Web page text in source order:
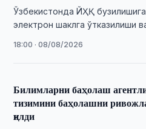
Ўзбекистонда ЙҲҚ
электрон шаклга ўтказилиши
18:00 · 08/08/2026
Билимларни баҳолаш
тизимини баҳолашни
қилди